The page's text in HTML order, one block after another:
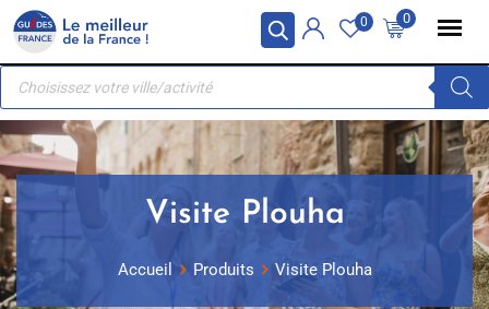
Panneau de gestion des cookies
Skip
content
0
0
Recherche
produits
Visite Plouha
Accueil Produits Visite Plouha